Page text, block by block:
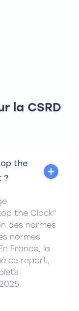
la CSRD
the
?
the Clock"
des normes
normes
France, la
ce report,